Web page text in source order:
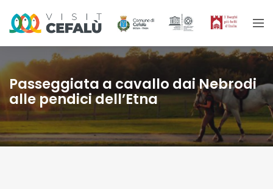
Passeggiata a cavallo dai Nebrodi
alle pendici dell’Etna